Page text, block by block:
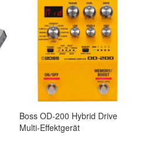
Boss OD-200 Hybrid Drive
Multi-Effektgerät